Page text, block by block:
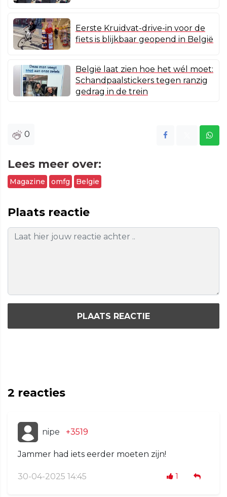
Eerste Kruidvat-drive-in voor de
fiets is blijkbaar geopend in België
België laat zien hoe het wél moet:
Schandpaalstickers tegen ranzig
gedrag in de trein
0
Lees meer over:
Magazine omfg Belgie
Plaats reactie
PLAATS REACTIE
2 reacties
nipe +3519
Jammer had iets eerder moeten zijn!
30-04-2025 14:45 1